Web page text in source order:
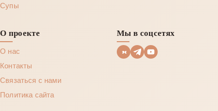
Супы
О проекте
О нас
Контакты
Связаться с нами
Политика сайта
Мы в соцсетях